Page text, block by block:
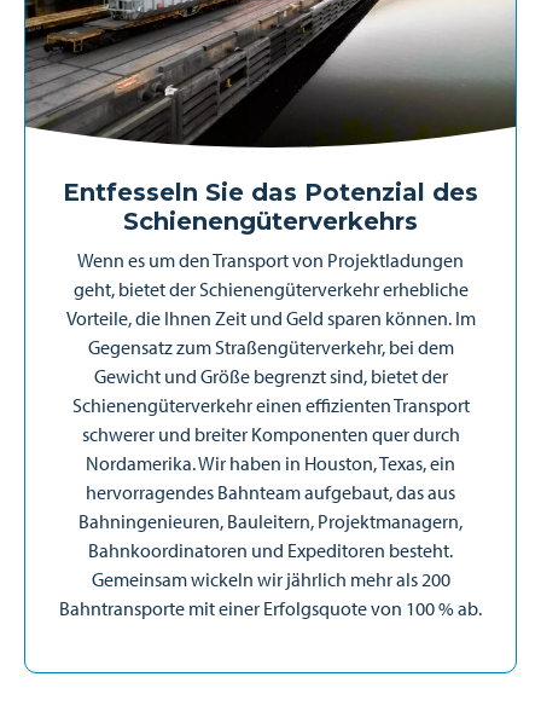
Entfesseln Sie das Potenzial des
Schienengüterverkehrs
Wenn es um den Transport von Projektladungen
geht, bietet der Schienengüterverkehr erhebliche
Vorteile, die Ihnen Zeit und Geld sparen können. Im
Gegensatz zum Straßengüterverkehr, bei dem
Gewicht und Größe begrenzt sind, bietet der
Schienengüterverkehr einen effizienten Transport
schwerer und breiter Komponenten quer durch
Nordamerika. Wir haben in Houston, Texas, ein
hervorragendes Bahnteam aufgebaut, das aus
Bahningenieuren, Bauleitern, Projektmanagern,
Bahnkoordinatoren und Expeditoren besteht.
Gemeinsam wickeln wir jährlich mehr als 200
Bahntransporte mit einer Erfolgsquote von 100 % ab.